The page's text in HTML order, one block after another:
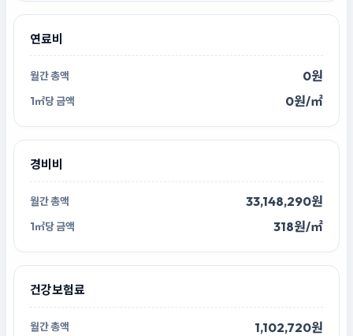
연료비
0원
0원/㎡
경비비
33,148,290원
318원/㎡
건강보험료
1,102,720원